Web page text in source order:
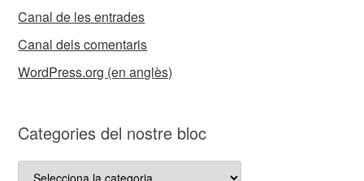
Canal de les entrades
Canal dels comentaris
WordPress.org (en anglès)
Categories del nostre bloc
Categories